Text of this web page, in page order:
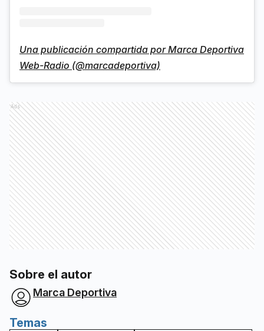
Una publicación compartida por Marca Deportiva
Web-Radio (@marcadeportiva)
Ads
Sobre el autor
Marca Deportiva
Temas